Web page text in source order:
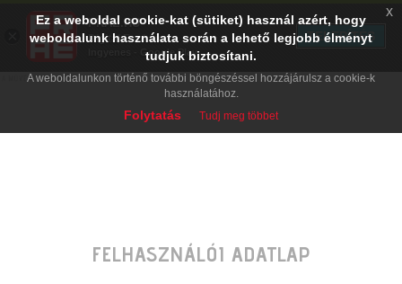
FELHASZNÁLÓI ADATLAP
Ez a weboldal cookie-kat (sütiket) használ azért, hogy
weboldalunk használata során a lehető legjobb élményt
tudjuk biztosítani.
A weboldalunkon történő további böngészéssel hozzájárulsz a cookie-k
használatához.
Folytatás Tudj meg többet
x
PRAE.HU
Digital Evolution
Ingyenes - Google Play
TELEPÍTÉS